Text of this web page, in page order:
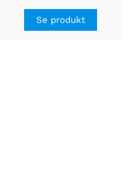
Se produkt